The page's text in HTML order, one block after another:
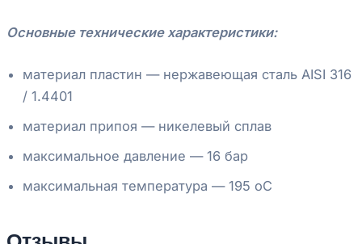
Основные технические характеристики:
материал пластин — нержавеющая сталь AISI 316
/ 1.4401
материал припоя — никелевый сплав
максимальное давление — 16 бар
максимальная температура — 195 oC